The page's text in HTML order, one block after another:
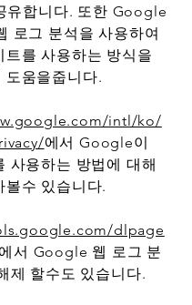
유합니다. 또한 Google
로그 분석을 사용하여
트를 사용하는 방식을
도움을줍니다.
intl/ko/
에서 Google이
사용하는 방법에 대해
볼수 있습니다.
dlpage
에서 Google 웹 로그 분
제 할수도 있습니다.